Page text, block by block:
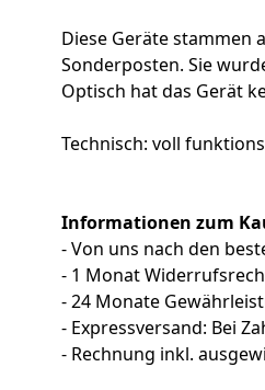
Diese Geräte stammen
Sonderposten. Sie
Optisch hat das Gerät
Technisch: voll
Informationen zum
- Von uns nach den
- 1 Monat
- 24 Monate
- Expressversand: Bei
- Rechnung inkl.